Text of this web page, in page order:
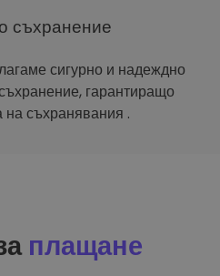
съхранение
сигурно и надеждно
гарантиращо
на съхранявания .
плащане